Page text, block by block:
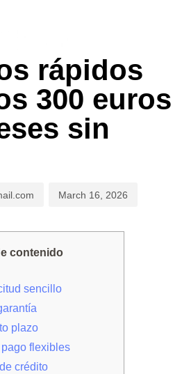
rápidos
300 euros
sin
March 16, 2026
contenido
sencillo
plazo
flexibles
crédito